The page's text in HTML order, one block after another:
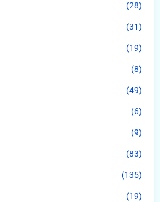
(28)
(31)
(19)
(8)
(49)
(6)
(9)
(83)
(135)
(19)